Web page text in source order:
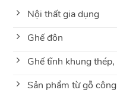
Nội thất gia dụng
Ghế đôn
Ghế tĩnh khung
Sản phẩm từ gỗ